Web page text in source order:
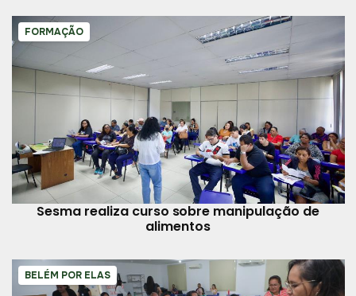
FORMAÇÃO
Sesma realiza curso sobre manipulação de
alimentos
BELÉM POR ELAS